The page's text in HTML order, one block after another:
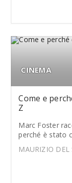
CINEMA
Come e
Z
Marc Foster
perché è stato
MAURIZIO